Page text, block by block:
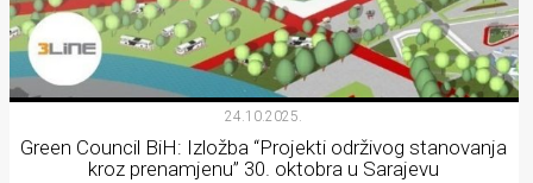
24.10.2025.
Green Council BiH: Izložba “Projekti održivog stanovanja
kroz prenamjenu” 30. oktobra u Sarajevu